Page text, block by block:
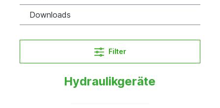
Downloads
Filter
Hydraulikgeräte